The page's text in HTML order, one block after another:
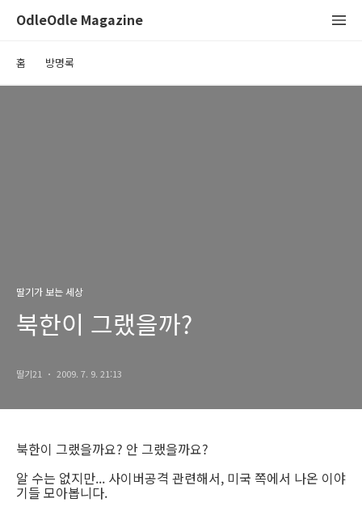
OdleOdle Magazine
홈 방명록
딸기가 보는 세상
북한이 그랬을까?
딸기21 2009. 7. 9. 21:13
북한이 그랬을까요? 안 그랬을까요?
알 수는 없지만... 사이버공격 관련해서, 미국 쪽에서 나온 이야
기들 모아봅니다.